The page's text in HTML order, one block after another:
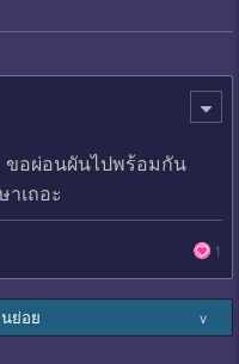
ขอผ่อนผันไปพร้อมกัน
เถอะ
1
ย่อย ∨